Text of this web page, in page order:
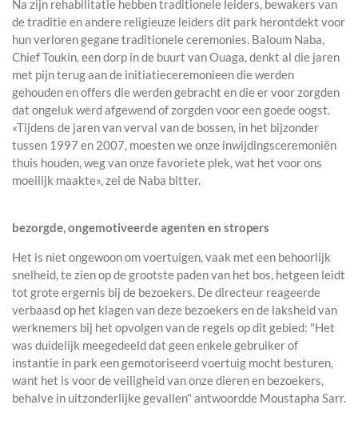
Na zijn rehabilitatie hebben traditionele leiders, bewakers van
de traditie en andere religieuze leiders dit park herontdekt voor
hun verloren gegane traditionele ceremonies. Baloum Naba,
Chief Toukin, een dorp in de buurt van Ouaga, denkt al die jaren
met pijn terug aan de initiatieceremonieen die werden
gehouden en offers die werden gebracht en die er voor zorgden
dat ongeluk werd afgewend of zorgden voor een goede oogst.
«Tijdens de jaren van verval van de bossen, in het bijzonder
tussen 1997 en 2007, moesten we onze inwijdingsceremoniën
thuis houden, weg van onze favoriete plek, wat het voor ons
moeilijk maakte», zei de Naba bitter.
bezorgde, ongemotiveerde agenten en stropers
Het is niet ongewoon om voertuigen, vaak met een behoorlijk
snelheid, te zien op de grootste paden van het bos, hetgeen leidt
tot grote ergernis bij de bezoekers. De directeur reageerde
verbaasd op het klagen van deze bezoekers en de laksheid van
werknemers bij het opvolgen van de regels op dit gebied: "Het
was duidelijk meegedeeld dat geen enkele gebruiker of
instantie in park een gemotoriseerd voertuig mocht besturen,
want het is voor de veiligheid van onze dieren en bezoekers,
behalve in uitzonderlijke gevallen" antwoordde Moustapha Sarr.